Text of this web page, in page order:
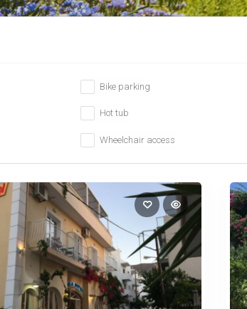
Bike parking
Hot tub
Wheelchair access